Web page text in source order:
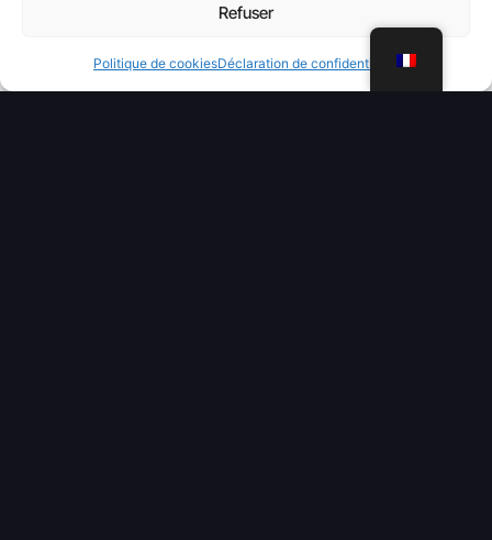
Refuser
Politique de cookiesDéclaration de confidentialité
WhatsApp